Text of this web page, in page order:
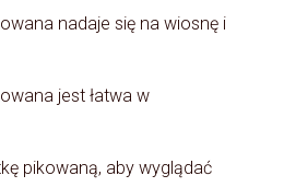
nadaje się na wiosnę i
jest łatwa w
pikowaną, aby wyglądać